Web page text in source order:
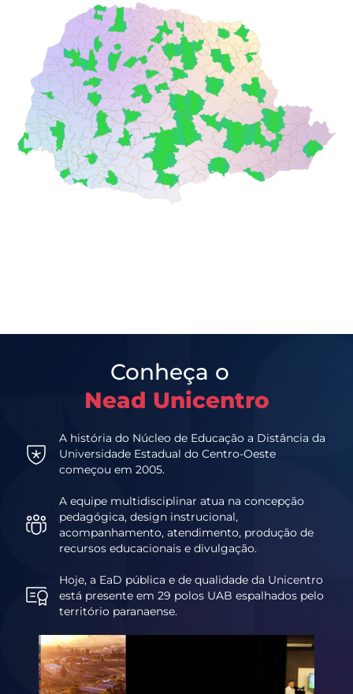
Conheça o
Nead Unicentro
A história do Núcleo de Educação a Distância da
Universidade Estadual do Centro-Oeste
começou em 2005.
A equipe multidisciplinar atua na concepção
pedagógica, design instrucional,
acompanhamento, atendimento, produção de
recursos educacionais e divulgação.
Hoje, a EaD pública e de qualidade da Unicentro
está presente em 29 polos UAB espalhados pelo
território paranaense.